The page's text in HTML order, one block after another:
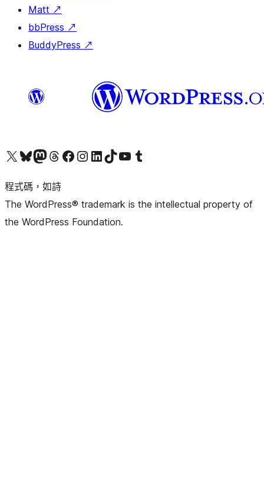
Matt ↗
bbPress ↗
BuddyPress ↗
查看我們的 X (之前的 Twitter) 帳號造訪我們的 Bluesky 帳號造訪我們的 Mastodon 帳號造訪我們的 Threads 帳號 造訪我們的 Facebook 粉絲專頁Visit our Instagram account
Visit our LinkedIn account
造訪我們的 TikTok 帳號Visit our YouTube channel
造訪我們的 Tumblr 帳號
程式碼，如詩
The WordPress® trademark is the intellectual property of
the WordPress Foundation.